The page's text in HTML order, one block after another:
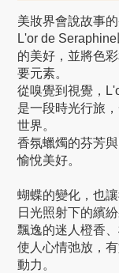
美妝界會說故事
L'or de
的美好，並將色
要元素。
從嗅覺到視覺，
是一段時光行旅
世界。
香氛蠟燭的芬芳
愉悅美好。
蝴蝶的變化，也
日光照射下的繽
飄逸的迷人橙香
使人心情弛放 ，
動力 。